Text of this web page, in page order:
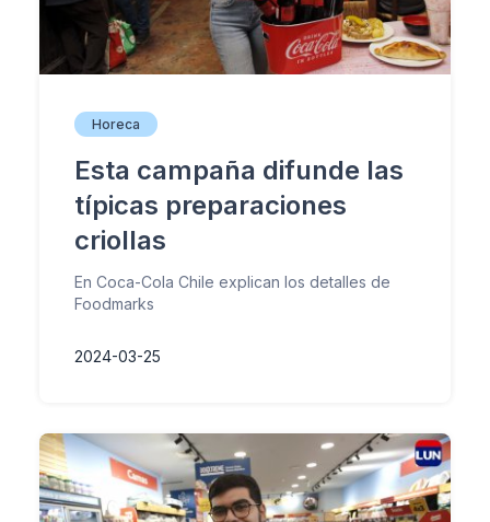
Horeca
Esta campaña difunde las
típicas preparaciones
criollas
En Coca-Cola Chile explican los detalles de
Foodmarks
2024-03-25